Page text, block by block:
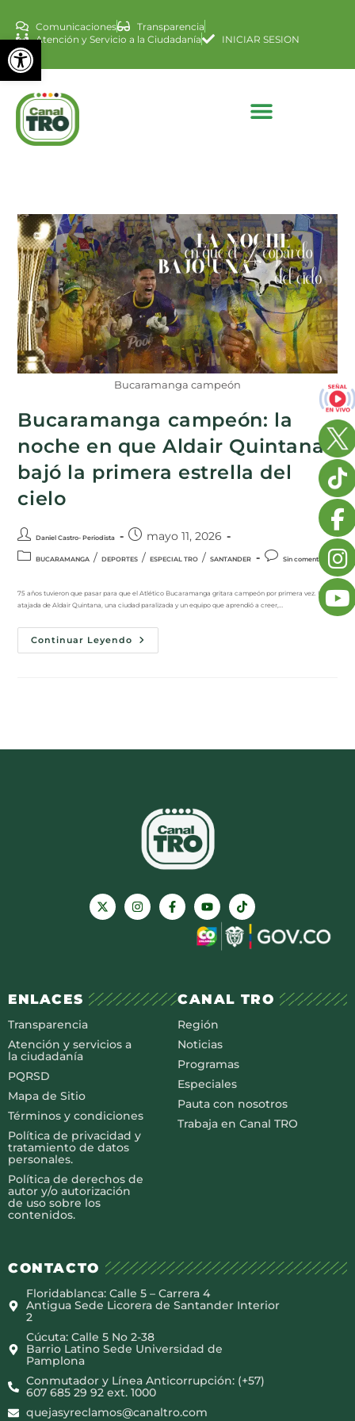
Abrir barra de
Comunicaciones
Transparencia
Atención y Servicio a la Ciudadanía
INICIAR SESION
Bucaramanga campeón
Bucaramanga campeón: la
noche en que Aldair Quintana
bajó la primera estrella del
cielo
Daniel Castro- Periodista mayo 11, 2026
BUCARAMANGA / DEPORTES / ESPECIAL TRO / SANTANDER Sin comentarios
75 años tuvieron que pasar para que el Atlético Bucaramanga gritara campeón por primera vez. Una
atajada de Aldair Quintana, una ciudad paralizada y un equipo que aprendió a creer,…
Continuar Leyendo
ENLACES
Transparencia
Atención y servicios a
la ciudadanía
PQRSD
Mapa de Sitio
Términos y condiciones
Política de privacidad y
tratamiento de datos
personales.
Política de derechos de
autor y/o autorización
de uso sobre los
contenidos.
CANAL TRO
Región
Noticias
Programas
Especiales
Pauta con nosotros
Trabaja en Canal TRO
CONTACTO
Floridablanca: Calle 5 – Carrera 4
Antigua Sede Licorera de Santander Interior
2
Cúcuta: Calle 5 No 2-38
Barrio Latino Sede Universidad de
Pamplona
Conmutador y Línea Anticorrupción: (+57)
607 685 29 92 ext. 1000
quejasyreclamos@canaltro.com